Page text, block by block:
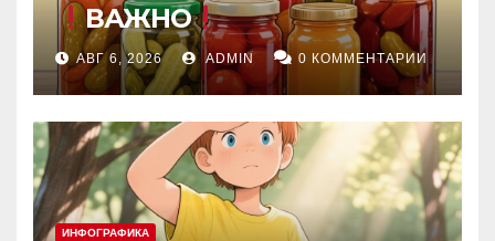
ВАЖНО
АВГ 6, 2026 ADMIN 0 КОММЕНТАРИИ
ИНФОГРАФИКА